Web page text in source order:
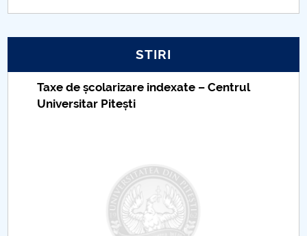
Proiect SU-ETIC
IOSUD/CSUD-Doctorate
Comisie de etica unversitară
STIRI
Taxe de școlarizare indexate – Centrul
Universitar Pitești